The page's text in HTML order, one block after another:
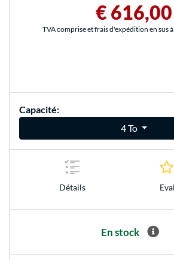
€ 616,00
TVA comprise et frais d'expédition en sus
Capacité:
4 To
Détails
En stock